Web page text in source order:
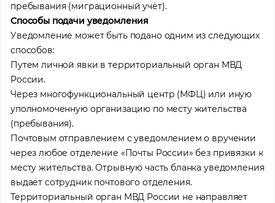
пребывания (миграционный учёт).
Способы подачи уведомления
Уведомление может быть подано одним из следующих
способов:
Путем личной явки в территориальный орган МВД
России.
Через многофункциональный центр (МФЦ) или иную
уполномоченную организацию по месту жительства
(пребывания).
Почтовым отправлением с уведомлением о вручении
через любое отделение «Почты России» без привязки к
месту жительства. Отрывную часть бланка уведомления
выдаёт сотрудник почтового отделения.
Территориальный орган МВД России не направляет